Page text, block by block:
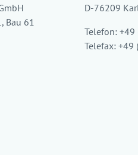
Bau 61
D-76209
Telefon:
Telefax: +49